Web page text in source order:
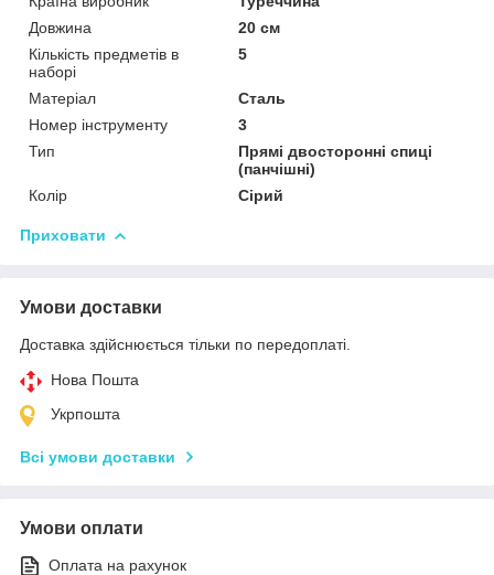
Довжина
20 см
Кількість предметів в
наборі
5
Матеріал
Сталь
Номер інструменту
3
Тип
Прямі двосторонні спиці
(панчішні)
Колір
Сірий
Приховати
Умови доставки
Доставка здійснюється тільки по передоплаті.
Нова Пошта
Укрпошта
Всі умови доставки
Умови оплати
Оплата на рахунок